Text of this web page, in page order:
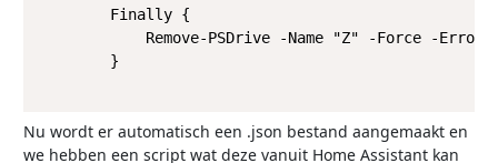
        Finally {
Remove-PSDrive -Name "Z" -Force -
        }
Nu wordt er automatisch een .json bestand aangemaakt en
we hebben een script wat deze vanuit Home Assistant kan